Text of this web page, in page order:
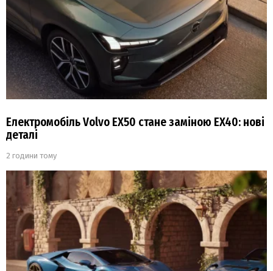
Електромобіль Volvo EX50 стане заміною EX40: нові
деталі
2 години тому